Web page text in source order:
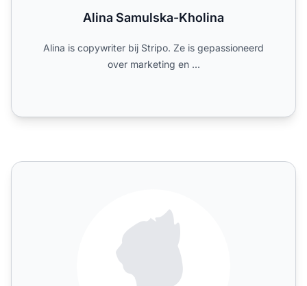
Alina Samulska-Kholina
Alina is copywriter bij Stripo. Ze is gepassioneerd
over marketing en ...